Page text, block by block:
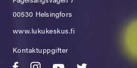
00530 Helsingfors
www.lukukeskus.fi
Kontaktuppgifter